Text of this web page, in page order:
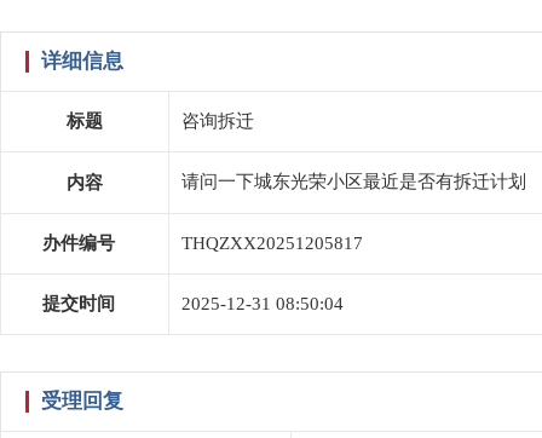
详细信息
标题 咨询拆迁
内容 请问一下城东光荣小区最近是否有拆迁计划
办件编号 THQZXX20251205817
提交时间 2025-12-31 08:50:04
受理回复